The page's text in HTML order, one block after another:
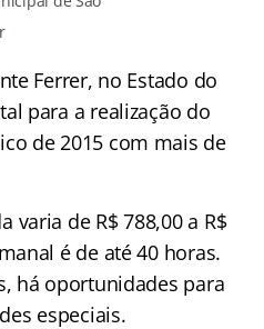
Ferrer, no Estado do
para a realização do
de 2015 com mais de
varia de R$ 788,00 a R$
é de até 40 horas.
há oportunidades para
especiais.